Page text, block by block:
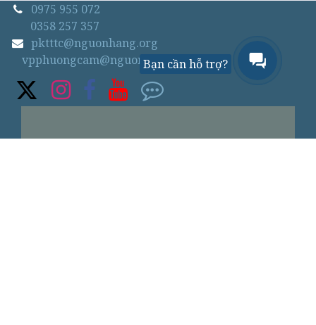
0975 955 072
0358 257 357
pktttc@nguonhang.org
vpphuongcam@nguonhang.org
Bạn cần hỗ trợ?